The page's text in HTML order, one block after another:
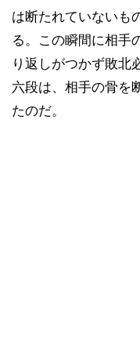
は断たれていないも
る。この瞬間に相手
り返しがつかず敗北
六段は、相手の骨を
たのだ。